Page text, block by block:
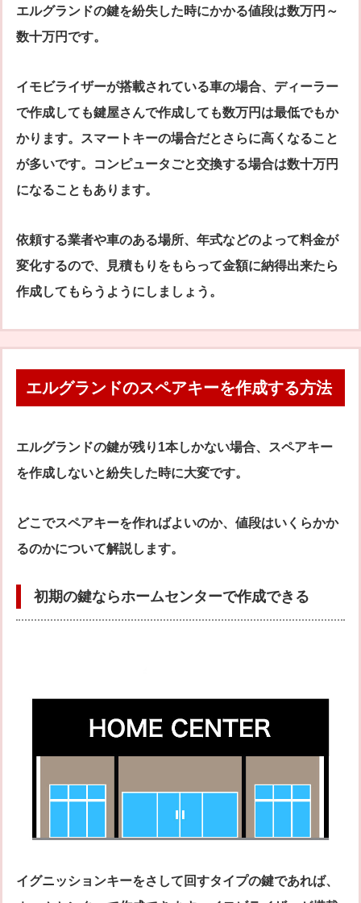
エルグランドの鍵を紛失した時にかかる値段は数万円～
数十万円です。
イモビライザーが搭載されている車の場合、ディーラー
で作成しても鍵屋さんで作成しても数万円は最低でもか
かります。スマートキーの場合だとさらに高くなること
が多いです。コンピュータごと交換する場合は数十万円
になることもあります。
依頼する業者や車のある場所、年式などのよって料金が
変化するので、見積もりをもらって金額に納得出来たら
作成してもらうようにしましょう。
エルグランドのスペアキーを作成する方法
エルグランドの鍵が残り1本しかない場合、スペアキー
を作成しないと紛失した時に大変です。
どこでスペアキーを作ればよいのか、値段はいくらかか
るのかについて解説します。
初期の鍵ならホームセンターで作成できる
イグニッションキーをさして回すタイプの鍵であれば、